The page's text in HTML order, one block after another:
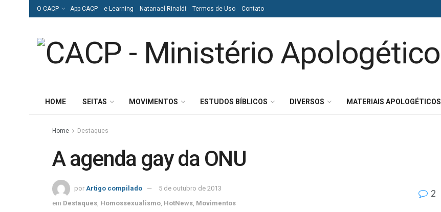
O CACP App CACP e-Learning Natanael Rinaldi Termos de Uso Contato
HOME SEITAS MOVIMENTOS ESTUDOS BÍBLICOS DIVERSOS MATERIAIS APOLOGÉTICOS
Home Destaques
A agenda gay da ONU
por Artigo compilado
5 de outubro de 2013
em Destaques Homossexualismo HotNews Movimentos
2